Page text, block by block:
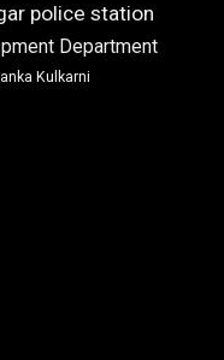
police station
Department
Kulkarni